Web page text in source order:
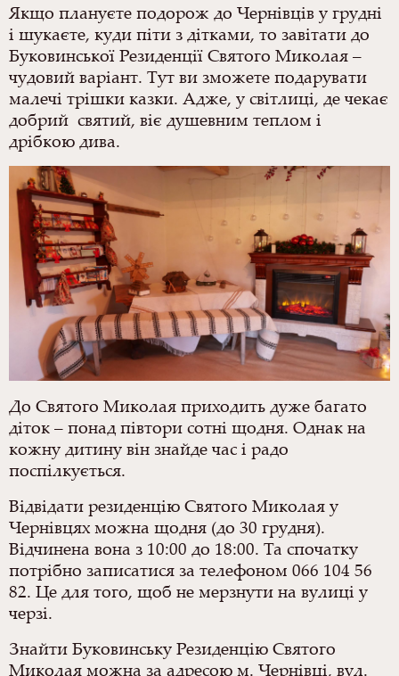
Якщо плануєте подорож до Чернівців у грудні
і шукаєте, куди піти з дітками, то завітати до
Буковинської Резиденції Святого Миколая –
чудовий варіант. Тут ви зможете подарувати
малечі трішки казки. Адже, у світлиці, де чекає
добрий святий, віє душевним теплом і
дрібкою дива.
До Святого Миколая приходить дуже багато
діток – понад півтори сотні щодня. Однак на
кожну дитину він знайде час і радо
поспілкується.
Відвідати резиденцію Святого Миколая у
Чернівцях можна щодня (до 30 грудня).
Відчинена вона з 10:00 до 18:00. Та спочатку
потрібно записатися за телефоном 066 104 56
82. Це для того, щоб не мерзнути на вулиці у
черзі.
Знайти Буковинську Резиденцію Святого
Миколая можна за адресою м. Чернівці, вул.